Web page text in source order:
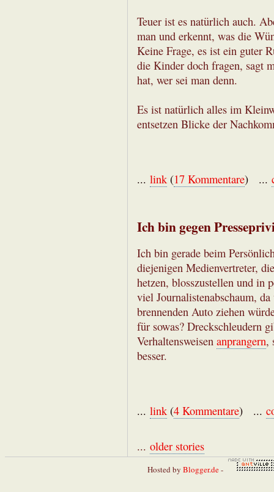
Teuer ist es natürlich auch.
man und erkennt, was die
Keine Frage, es ist ein guter
die Kinder doch fragen, sagt
hat, wer sei man denn.
Es ist natürlich alles im
entsetzen Blicke der
... link(17 Kommentare) ...
Ich bin gegen
Ich bin gerade beim
diejenigen Medienvertreter,
hetzen, blosszustellen und in
viel Journalistenabschaum,
brennenden Auto ziehen
für sowas? Dreckschleudern
Verhaltensweisen anprangern,
besser.
... link(4 Kommentare) ...
... older stories
Hosted by Blogger.de-